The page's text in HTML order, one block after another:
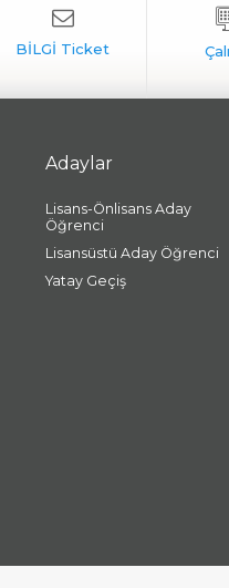
Adaylar
Lisans-Önlisans Aday
Öğrenci
Lisansüstü Aday Öğrenci
Yatay Geçiş